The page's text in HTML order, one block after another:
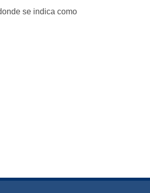
se indica como